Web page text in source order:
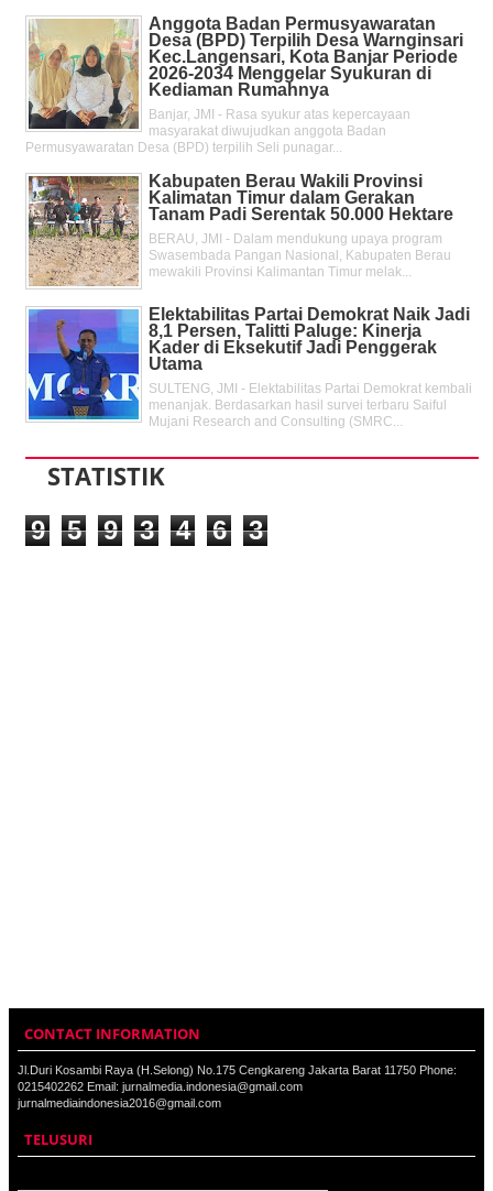
Anggota Badan Permusyawaratan
Desa (BPD) Terpilih Desa Warnginsari
Kec.Langensari, Kota Banjar Periode
2026-2034 Menggelar Syukuran di
Kediaman Rumahnya
Banjar, JMI - Rasa syukur atas kepercayaan
masyarakat diwujudkan anggota Badan
Permusyawaratan Desa (BPD) terpilih Seli punagar...
Kabupaten Berau Wakili Provinsi
Kalimatan Timur dalam Gerakan
Tanam Padi Serentak 50.000 Hektare
BERAU, JMI - Dalam mendukung upaya program
Swasembada Pangan Nasional, Kabupaten Berau
mewakili Provinsi Kalimantan Timur melak...
Elektabilitas Partai Demokrat Naik Jadi
8,1 Persen, Talitti Paluge: Kinerja
Kader di Eksekutif Jadi Penggerak
Utama
SULTENG, JMI - Elektabilitas Partai Demokrat kembali
menanjak. Berdasarkan hasil survei terbaru Saiful
Mujani Research and Consulting (SMRC...
STATISTIK
9 5 9 3 4 6 3
CONTACT INFORMATION
Jl.Duri Kosambi Raya (H.Selong) No.175 Cengkareng Jakarta Barat 11750 Phone:
0215402262 Email: jurnalmedia.indonesia@gmail.com
jurnalmediaindonesia2016@gmail.com
TELUSURI